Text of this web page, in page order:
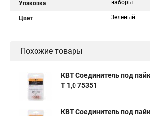
Упаковка наборы
Цвет Зеленый
Похожие товары
КВТ Соединитель под
Т 1,0 75351
КВТ Соединитель под